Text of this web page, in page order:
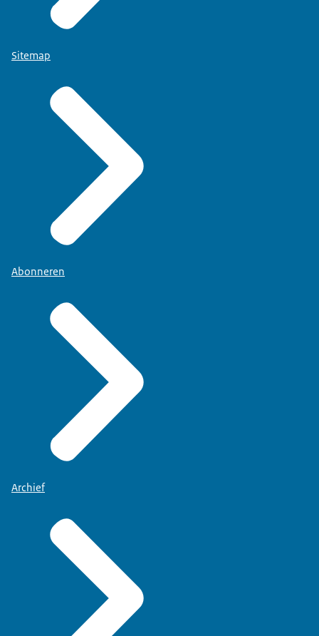
Sitemap
Abonneren
Archief